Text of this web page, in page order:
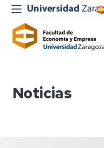
Noticias